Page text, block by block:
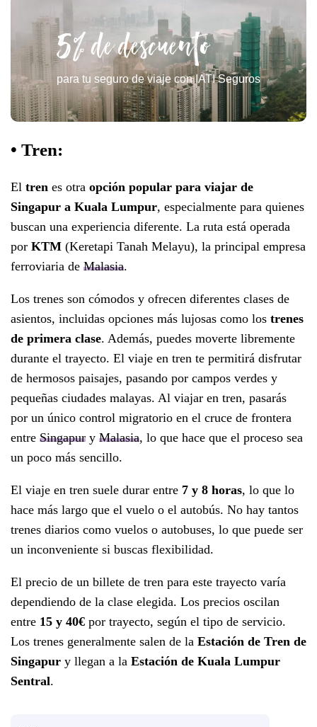
5% de descuento
para tu seguro de viaje con IATI Seguros
• Tren:
El tren es otra opción popular para viajar de
Singapur a Kuala Lumpur, especialmente para quienes
buscan una experiencia diferente. La ruta está operada
por KTM (Keretapi Tanah Melayu), la principal empresa
ferroviaria de Malasia.
Los trenes son cómodos y ofrecen diferentes clases de
asientos, incluidas opciones más lujosas como los trenes
de primera clase. Además, puedes moverte libremente
durante el trayecto. El viaje en tren te permitirá disfrutar
de hermosos paisajes, pasando por campos verdes y
pequeñas ciudades malayas. Al viajar en tren, pasarás
por un único control migratorio en el cruce de frontera
entre Singapur y Malasia, lo que hace que el proceso sea
un poco más sencillo.
El viaje en tren suele durar entre 7 y 8 horas, lo que lo
hace más largo que el vuelo o el autobús. No hay tantos
trenes diarios como vuelos o autobuses, lo que puede ser
un inconveniente si buscas flexibilidad.
El precio de un billete de tren para este trayecto varía
dependiendo de la clase elegida. Los precios oscilan
entre 15 y 40€ por trayecto, según el tipo de servicio.
Los trenes generalmente salen de la Estación de Tren de
Singapur y llegan a la Estación de Kuala Lumpur
Sentral.